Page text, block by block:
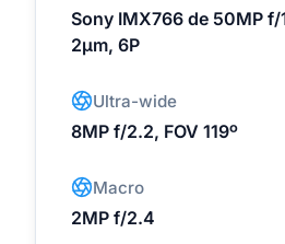
Sony IMX766 de 50MP f/
2µm, 6P
Ultra-wide
8MP f/2.2, FOV 119º
Macro
2MP f/2.4